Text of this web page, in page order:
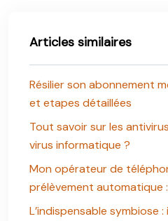
Articles similaires
Résilier son abonnement
et etapes détaillées
Tout savoir sur les
virus informatique ?
Mon opérateur de
prélèvement automatique
L’indispensable symbiose